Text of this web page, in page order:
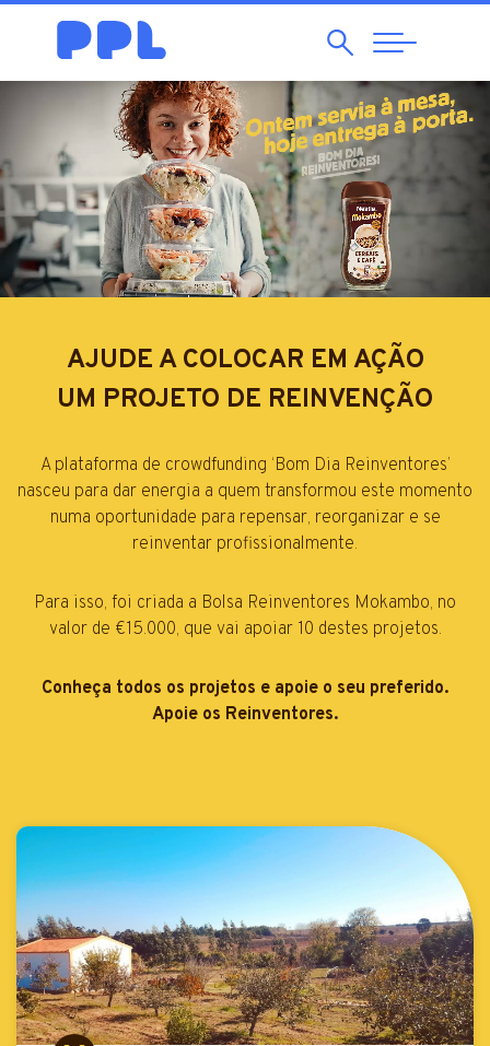
Pesquisar
Abrir
Navegação
AJUDE A COLOCAR EM AÇÃO
UM PROJETO DE REINVENÇÃO
A plataforma de crowdfunding ‘Bom Dia Reinventores’
nasceu para dar energia a quem transformou este momento
numa oportunidade para repensar, reorganizar e se
reinventar profissionalmente.
Para isso, foi criada a Bolsa Reinventores Mokambo, no
valor de €15.000, que vai apoiar 10 destes projetos.
Conheça todos os projetos e apoie o seu preferido.
Apoie os Reinventores.